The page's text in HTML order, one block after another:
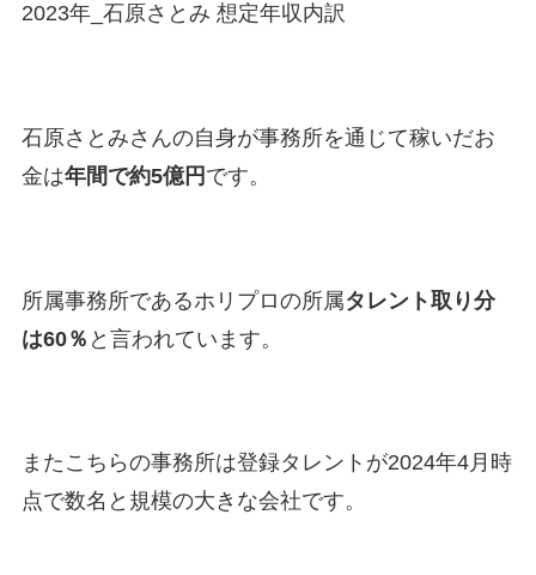
2023年_石原さとみ 想定年収内訳
石原さとみさんの自身が事務所を通じて稼いだお
金は年間で約5億円 です。
所属事務所であるホリプロの所属タレント取り分
は60％ と言われています。
またこちらの事務所は登録タレントが2024年4月時
点で数名と規模の大きな会社です。